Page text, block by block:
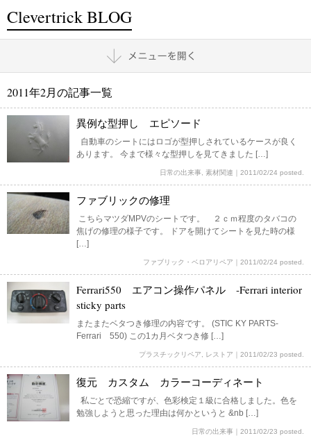
Clevertrick BLOG
2011年2月の記事一覧
異例な型押し エピソード
自動車のシートにはロゴが型押しされているケースが良く
あります。 今まで様々な型押しを見てきました […]
日常の出来事 素材関連 2011/02/24 posted.
ファブリックの修理
こちらマツダMPVのシートです。 ２ｃｍ程度のタバコの
焦げの修理の様子です。 ドアを開けてシートを見た時の様
[…]
ファブリック・ベロアリペア 2011/02/24 posted.
Ferrari550 エアコン操作パネル ‐Ferrari interior
sticky parts
またまたベタつき修理の内容です。 (STIC KY PARTS-
Ferrari 550) この1カ月ベタつき修 […]
プラスチックリペア レストア 2011/02/23 posted.
復元 カスタム カラーコーディネート
私ごとで恐縮ですが、色彩検定１級に合格しました。色を
勉強しようと思った理由は何かというと &nb […]
日常の出来事 2011/02/23 posted.